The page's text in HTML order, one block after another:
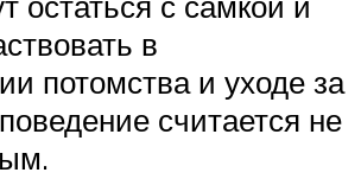
в
потомства и уходе за
считается не